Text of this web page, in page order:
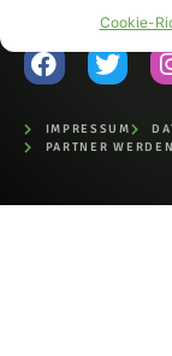
Cookie-
IMPRESSUM
PARTNER